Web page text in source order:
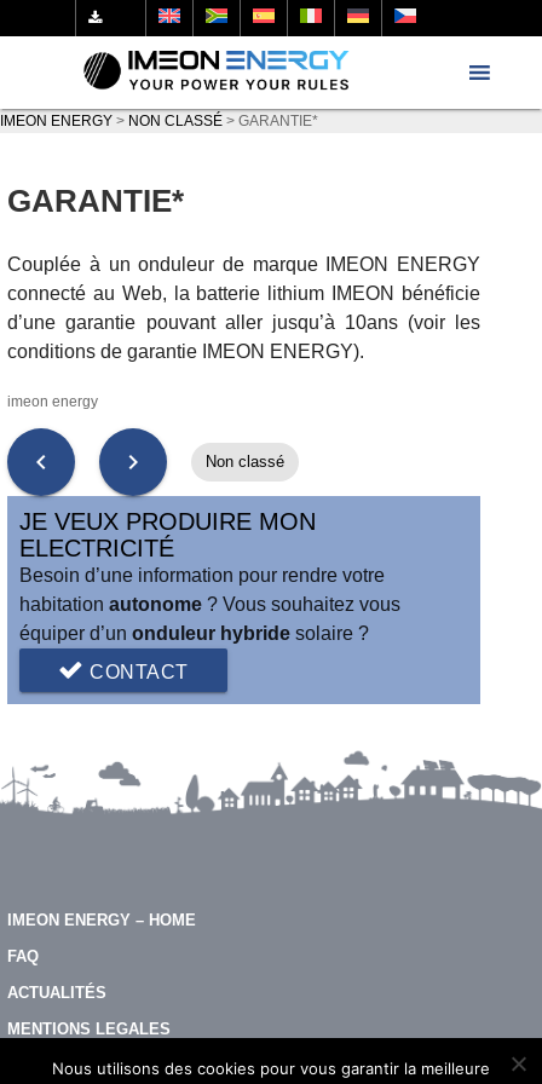
IMEON ENERGY > NON CLASSÉ > GARANTIE*
GARANTIE*
Couplée à un onduleur de marque IMEON ENERGY
connecté au Web, la batterie lithium IMEON bénéficie
d’une garantie pouvant aller jusqu’à 10ans (voir les
conditions de garantie IMEON ENERGY).
imeon energy
chevron_left chevron_right Non classé
JE VEUX PRODUIRE MON
ELECTRICITÉ
Besoin d’une information pour rendre votre
habitationautonome? Vous souhaitez vous
équiper d’unonduleur hybride solaire ?
CONTACT
IMEON ENERGY – HOME
FAQ
ACTUALITÉS
MENTIONS LEGALES
CONTACTEZ-NOUS
Nous utilisons des cookies pour vous garantir la meilleure